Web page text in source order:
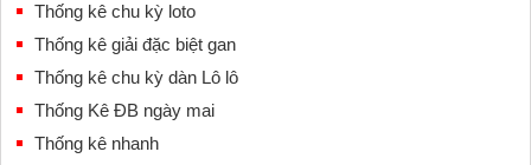
Thống kê chu kỳ loto
Thống kê giải đặc biệt gan
Thống kê chu kỳ dàn Lô lô
Thống Kê ĐB ngày mai
Thống kê nhanh